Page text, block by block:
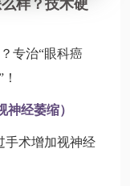
样？技术硬
专治“眼科癌
经萎缩）
手术增加视神经